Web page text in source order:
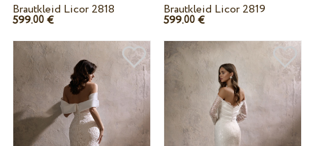
Brautkleid Licor 2818
599.00€
Brautkleid Licor 2819
599.00 €